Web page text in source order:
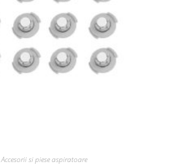
Accesorii si piese aspiratoare